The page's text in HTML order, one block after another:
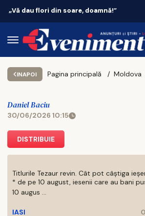
Vacanțe 2026: Portugalia conduce
INAPOI Pagina principală Moldova
Daniel Baciu
30/06/2026 10:15
DISTRIBUIE
Titlurile Tezaur revin. Cât pot câștiga
* de pe 10 august, iesenii care au bani
10 augus ...
IASI